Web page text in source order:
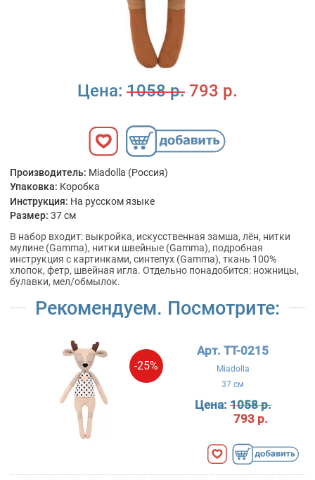
Цена: 1058 р. 793 р.
Производитель: Miadolla (Россия)
Упаковка: Коробка
Инструкция: На русском языке
Размер: 37 см
В набор входит: выкройка, искусственная замша, лён, нитки
мулине (Gamma), нитки швейные (Gamma), подробная
инструкция с картинками, синтепух (Gamma), ткань 100%
хлопок, фетр, швейная игла. Отдельно понадобится: ножницы,
булавки, мел/обмылок.
Рекомендуем. Посмотрите:
-25%
Арт. TT-0215
Miadolla
37 см
Цена:1058 р.
793 р.